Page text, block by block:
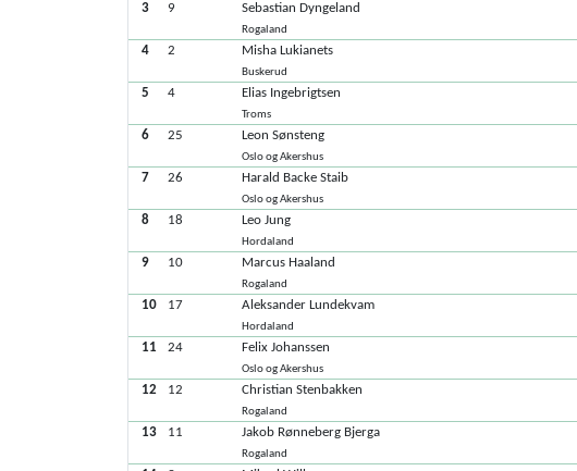
3 9 Sebastian Dyngeland
Rogaland
4 2 Misha Lukianets
Buskerud
5 4 Elias Ingebrigtsen
Troms
6 25 Leon Sønsteng
Oslo og Akershus
7 26 Harald Backe Staib
Oslo og Akershus
8 18 Leo Jung
Hordaland
9 10 Marcus Haaland
Rogaland
10 17 Aleksander Lundekvam
Hordaland
11 24 Felix Johanssen
Oslo og Akershus
12 12 Christian Stenbakken
Rogaland
13 11 Jakob Rønneberg Bjerga
Rogaland